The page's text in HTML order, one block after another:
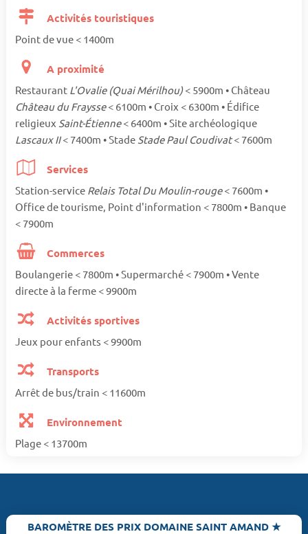
Activités touristiques
Point de vue < 1400m
A proximité
Restaurant L'Ovalie (Quai Mérilhou) < 5900m • Château
Château du Fraysse< 6100m • Croix < 6300m • Édifice
religieux Saint-Étienne< 6400m • Site archéologique
Lascaux II< 7400m • Stade Stade Paul Coudivat< 7600m
Services
Station-service Relais Total Du Moulin-rouge< 7600m •
Office de tourisme, Point d'information < 7800m • Banque
< 7900m
Commerces
Boulangerie < 7800m • Supermarché < 7900m • Vente
directe à la ferme < 9900m
Activités sportives
Jeux pour enfants < 9900m
Transports
Arrêt de bus/train < 11600m
Environnement
Plage < 13700m
BAROMÈTRE DES PRIX DOMAINE SAINT AMAND ★